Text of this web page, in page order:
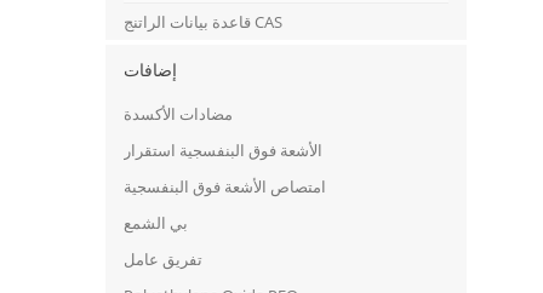
قاعدة بيانات الراتنج CAS
إضافات
مضادات الأكسدة
الأشعة فوق البنفسجية استقرار
امتصاص الأشعة فوق البنفسجية
بي الشمع
تفريق عامل